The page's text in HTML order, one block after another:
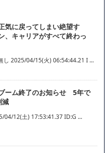
気に戻ってしまい絶望す
、キャリアがすべて終わっ
し 2025/04/15(火) 06:54:44.21 I ...
ブーム終了のお知らせ 5年で
減
04/12(土) 17:53:41.37 ID:G ...